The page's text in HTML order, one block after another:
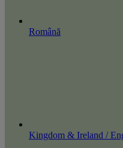
Română
Kingdom & Ireland /